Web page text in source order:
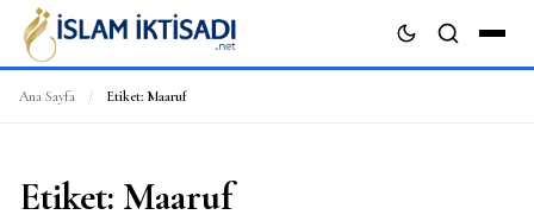
Ana Sayfa / Etiket: Maaruf
Etiket: Maaruf